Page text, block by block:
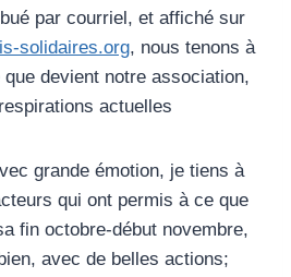
par courriel, et affiché sur
solidaires.org, nous tenons à
devient notre association,
actuelles
grande émotion, je tiens à
qui ont permis à ce que
fin octobre-début novembre,
avec de belles actions;